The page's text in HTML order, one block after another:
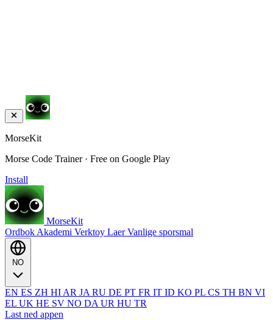
MorseKit
Morse Code Trainer · Free on Google Play
Install
MorseKit
Ordbok Akademi Verktoy LaerVanlige sporsmal
EN ES ZH HI AR JA RU DE PT FR IT ID KO PL CS TH BN VI
EL UK HE SV NO DA UR HU TR
Last ned appen